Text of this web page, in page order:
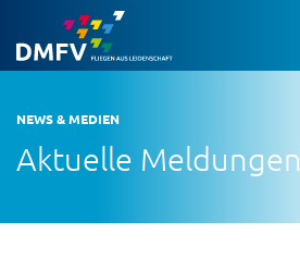
NEWS & MEDIEN
Aktuelle Meldungen